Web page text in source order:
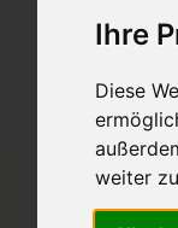
Ihre
Diese
weiter
Startseite